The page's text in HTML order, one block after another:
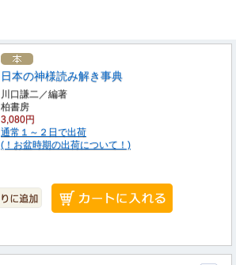
日本の神様読み解き事典
川口謙二／編著
柏書房
3,080円
通常１～２日で出荷
(！お盆時期の出荷について！)